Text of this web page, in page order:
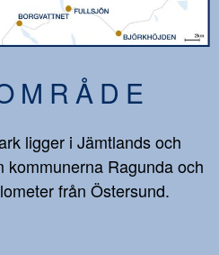
ligger i Jämtlands och
kommunerna Ragunda och
från Östersund.